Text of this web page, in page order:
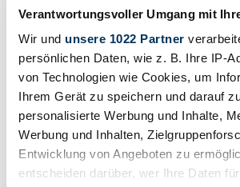
Verantwortungsvoller Umgang mit
Wir und unsere 1022 Partner
persönlichen Daten, wie z. B. Ihre IP-
von Technologien wie Cookies, um
Ihrem Gerät zu speichern und darauf
personalisierte Werbung und Inhalte,
Werbung und Inhalten,
Entwicklung von Angeboten zu
entscheiden darüber, wer Ihre Daten